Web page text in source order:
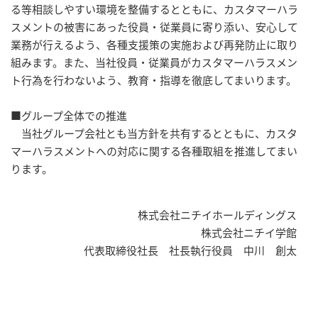
る等相談しやすい環境を整備するとともに、カスタマーハラ
スメントの被害にあった役員・従業員に寄り添い、安心して
業務が行えるよう、各種支援策の実施および再発防止に取り
組みます。また、当社役員・従業員がカスタマーハラスメン
ト行為を行わないよう、教育・指導を徹底してまいります。
■グループ全体での推進
当社グループ会社とも当方針を共有するとともに、カスタ
マーハラスメントへの対応に関する各種取組を推進してまい
ります。
株式会社ニチイホールディングス
株式会社ニチイ学館
代表取締役社長 社長執行役員 中川 創太